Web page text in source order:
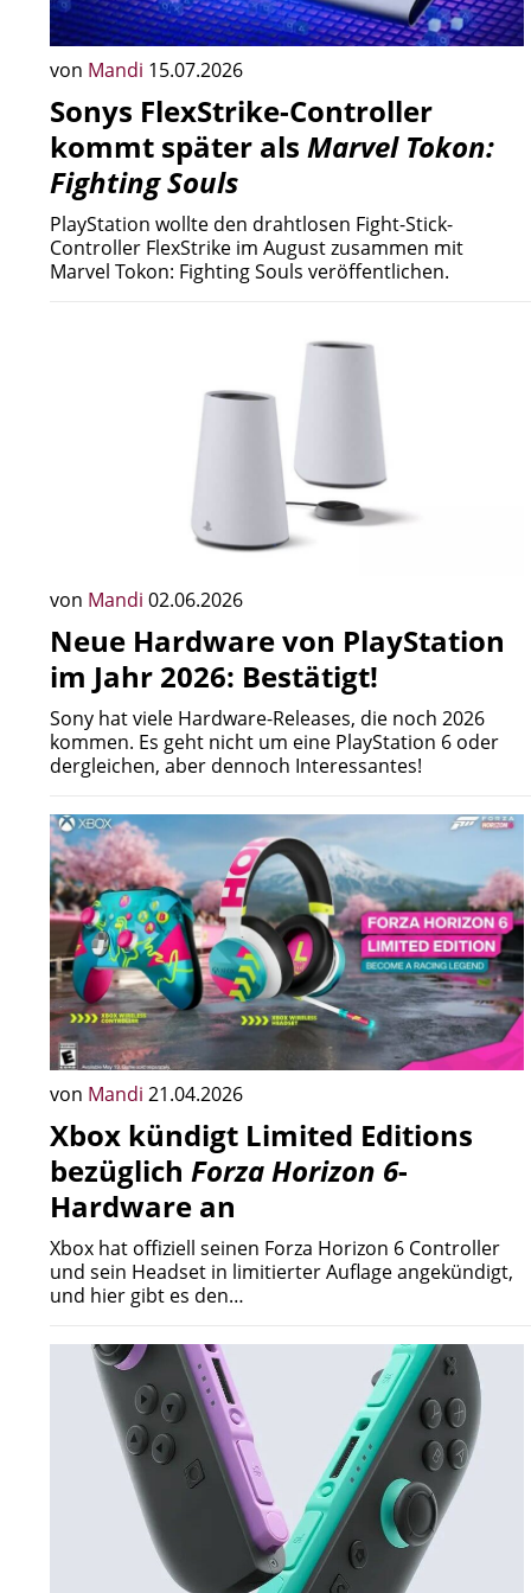
von Mandi 15.07.2026
Sonys FlexStrike-Controller
kommt später als Marvel Tokon:
Fighting Souls
PlayStation wollte den drahtlosen Fight-Stick-
Controller FlexStrike im August zusammen mit
Marvel Tokon: Fighting Souls veröffentlichen.
von Mandi 02.06.2026
Neue Hardware von PlayStation
im Jahr 2026: Bestätigt!
Sony hat viele Hardware-Releases, die noch 2026
kommen. Es geht nicht um eine PlayStation 6 oder
dergleichen, aber dennoch Interessantes!
von Mandi 21.04.2026
Xbox kündigt Limited Editions
bezüglich Forza Horizon 6-
Hardware an
Xbox hat offiziell seinen Forza Horizon 6 Controller
und sein Headset in limitierter Auflage angekündigt,
und hier gibt es den…